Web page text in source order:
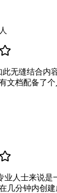
无缝结合内
文档配备了个
业人士来说
几分钟内创建